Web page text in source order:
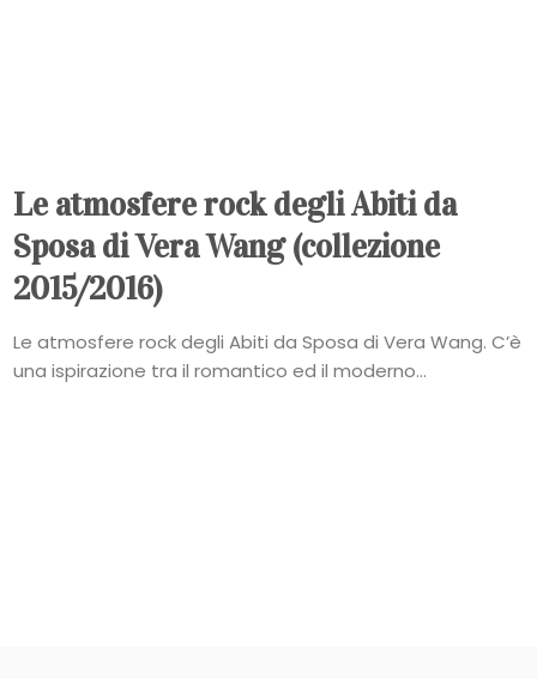
Le atmosfere rock degli Abiti da
Sposa di Vera Wang (collezione
2015/2016)
Le atmosfere rock degli Abiti da Sposa di Vera Wang. C’è
una ispirazione tra il romantico ed il moderno...